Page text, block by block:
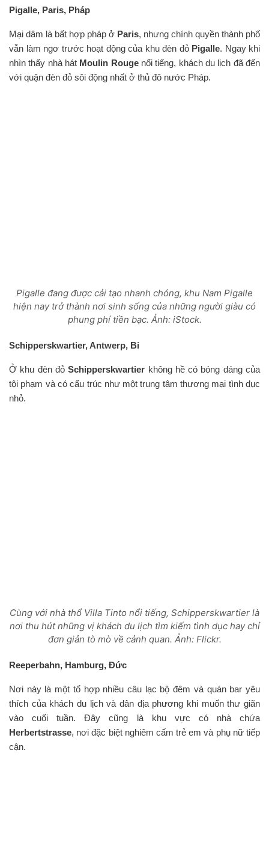
Pigalle, Paris, Pháp
Mại dâm là bất hợp pháp ở Paris, nhưng chính quyền thành phố
vẫn làm ngơ trước hoạt động của khu đèn đỏ Pigalle. Ngay khi
nhìn thấy nhà hát Moulin Rougenổi tiếng, khách du lịch đã đến
với quận đèn đỏ sôi động nhất ở thủ đô nước Pháp.
Pigalle đang được cải tạo nhanh chóng, khu Nam Pigalle
hiện nay trở thành nơi sinh sống của những người giàu có
phung phí tiền bạc. Ảnh: iStock.
Schipperskwartier, Antwerp, Bỉ
Ở khu đèn đỏSchipperskwartier không hề có bóng dáng của
tội phạm và có cấu trúc như một trung tâm thương mại tình dục
nhỏ.
Cùng với nhà thổ Villa Tinto nổi tiếng, Schipperskwartier là
nơi thu hút những vị khách du lịch tìm kiếm tình dục hay chỉ
đơn giản tò mò về cảnh quan. Ảnh: Flickr.
Reeperbahn, Hamburg, Đức
Nơi này là một tổ hợp nhiều câu lạc bộ đêm và quán bar yêu
thích của khách du lịch và dân địa phương khi muốn thư giãn
vào cuối tuần. Đây cũng là khu vực có nhà chứa
Herbertstrasse, nơi đặc biệt nghiêm cấm trẻ em và phụ nữ tiếp
cận.